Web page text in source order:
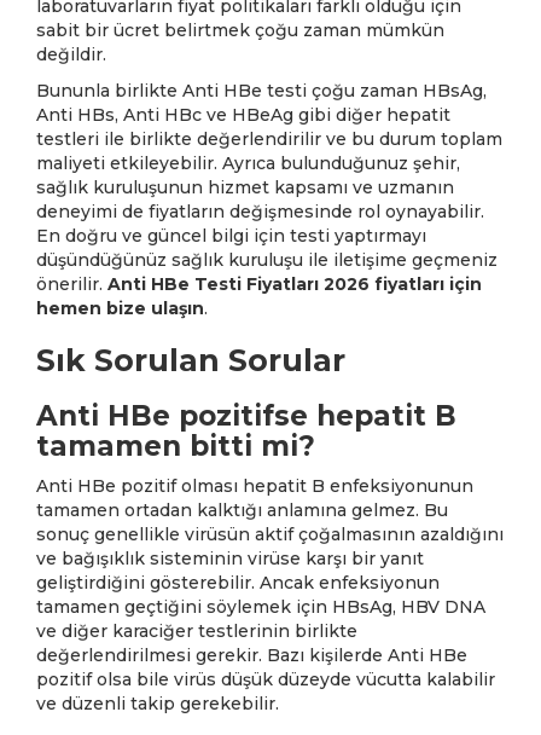
laboratuvarların fiyat politikaları farklı olduğu için
sabit bir ücret belirtmek çoğu zaman mümkün
değildir.
Bununla birlikte Anti HBe testi çoğu zaman HBsAg,
Anti HBs, Anti HBc ve HBeAg gibi diğer hepatit
testleri ile birlikte değerlendirilir ve bu durum toplam
maliyeti etkileyebilir. Ayrıca bulunduğunuz şehir,
sağlık kuruluşunun hizmet kapsamı ve uzmanın
deneyimi de fiyatların değişmesinde rol oynayabilir.
En doğru ve güncel bilgi için testi yaptırmayı
düşündüğünüz sağlık kuruluşu ile iletişime geçmeniz
önerilir. Anti HBe Testi Fiyatları 2026 fiyatları için
hemen bize ulaşın.
Sık Sorulan Sorular
Anti HBe pozitifse hepatit B
tamamen bitti mi?
Anti HBe pozitif olması hepatit B enfeksiyonunun
tamamen ortadan kalktığı anlamına gelmez. Bu
sonuç genellikle virüsün aktif çoğalmasının azaldığını
ve bağışıklık sisteminin virüse karşı bir yanıt
geliştirdiğini gösterebilir. Ancak enfeksiyonun
tamamen geçtiğini söylemek için HBsAg, HBV DNA
ve diğer karaciğer testlerinin birlikte
değerlendirilmesi gerekir. Bazı kişilerde Anti HBe
pozitif olsa bile virüs düşük düzeyde vücutta kalabilir
ve düzenli takip gerekebilir.